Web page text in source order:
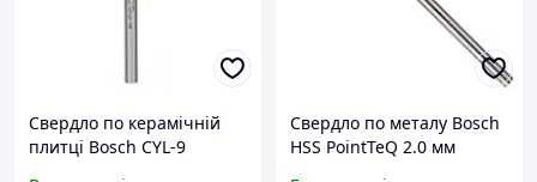
Свердло по керамічній
плитці Bosch CYL-9
Свердло по металу Bosch
HSS PointTeQ 2.0 мм